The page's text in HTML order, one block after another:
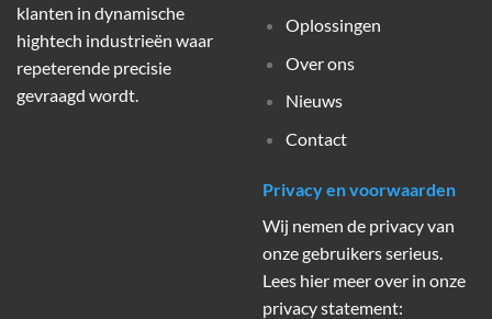
klanten in dynamische
hightech industrieën waar
repeterende precisie
gevraagd wordt.
Oplossingen
Over ons
Nieuws
Contact
Privacy en voorwaarden
Wij nemen de privacy van
onze gebruikers serieus.
Lees hier meer over in onze
privacy statement: